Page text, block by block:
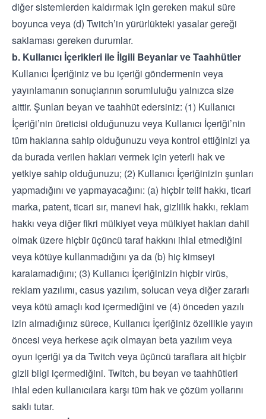
diğer sistemlerden kaldırmak için gereken makul süre
boyunca veya (d) Twitch’in yürürlükteki yasalar gereği
saklaması gereken durumlar.
b. Kullanıcı İçerikleri ile İlgili Beyanlar ve Taahhütler
Kullanıcı İçeriğiniz ve bu içeriği göndermenin veya
yayınlamanın sonuçlarının sorumluluğu yalnızca size
aittir. Şunları beyan ve taahhüt edersiniz: (1) Kullanıcı
İçeriği’nin üreticisi olduğunuzu veya Kullanıcı İçeriği’nin
tüm haklarına sahip olduğunuzu veya kontrol ettiğinizi ya
da burada verilen hakları vermek için yeterli hak ve
yetkiye sahip olduğunuzu; (2) Kullanıcı İçeriğinizin şunları
yapmadığını ve yapmayacağını: (a) hiçbir telif hakkı, ticari
marka, patent, ticari sır, manevi hak, gizlilik hakkı, reklam
hakkı veya diğer fikri mülkiyet veya mülkiyet hakları dahil
olmak üzere hiçbir üçüncü taraf hakkını ihlal etmediğini
veya kötüye kullanmadığını ya da (b) hiç kimseyi
karalamadığını; (3) Kullanıcı İçeriğinizin hiçbir virüs,
reklam yazılımı, casus yazılım, solucan veya diğer zararlı
veya kötü amaçlı kod içermediğini ve (4) önceden yazılı
izin almadığınız sürece, Kullanıcı İçeriğiniz özellikle yayın
öncesi veya herkese açık olmayan beta yazılım veya
oyun içeriği ya da Twitch veya üçüncü taraflara ait hiçbir
gizli bilgi içermediğini. Twitch, bu beyan ve taahhütleri
ihlal eden kullanıcılara karşı tüm hak ve çözüm yollarını
saklı tutar.